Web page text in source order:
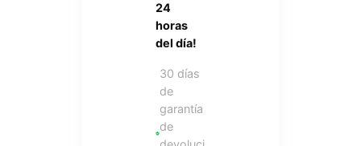
24
horas
del día!
30 días
de
garantía
de